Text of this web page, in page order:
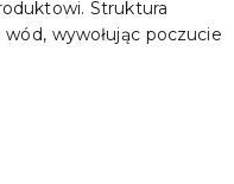
Struktura
wywołując poczucie